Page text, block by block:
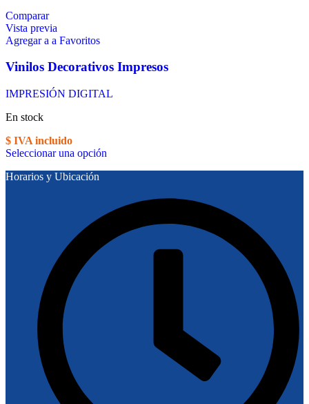
Comparar
Vista previa
Agregar a a Favoritos
Vinilos Decorativos Impresos
IMPRESIÓN DIGITAL
En stock
$ IVA incluido
Seleccionar una opción
Horarios y Ubicación